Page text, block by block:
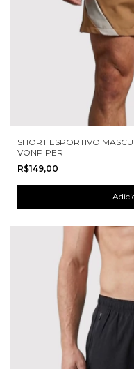
SHORT ESPORTIVO
VONPIPER
R$149,00